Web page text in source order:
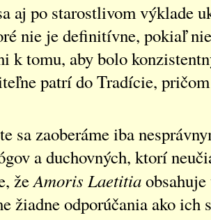
aj po starostlivom výklade
nie je definitívne, pokiaľ
k tomu, aby bolo
patrí do Tradície,
sa zaoberáme iba
a duchovných, ktorí
žeAmoris Laetitiaobsahuje
žiadne odporúčania ako